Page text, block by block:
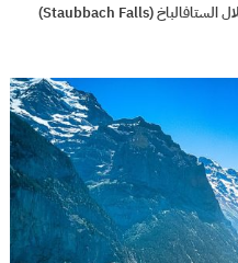
التي تتدفق من جدران الوادي، بما في ذلك شلال الستافالباخ (Staubbach Falls)